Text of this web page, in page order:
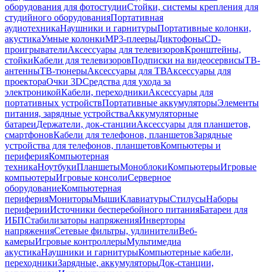
оборудования для фотостудииСтойки, системы крепления для
студийного оборудованияПортативная
аудиотехникаНаушники и гарнитурыПортативные колонки,
акустикаУмные колонкиMP3-плеерыДиктофоныCD-
проигрывателиАксессуары для телевизоровКронштейны,
стойкиКабели для телевизоровПодписки на видеосервисыТВ-
антенныТВ-тюнерыАксессуары для ТВАксессуары для
проектораОчки 3DСредства для ухода за
электроникойКабели, переходникиАксессуары для
портативных устройствПортативные аккумуляторыЭлементы
питания, зарядные устройстваАккумуляторные
батареиДержатели, док-станцииАксессуары для планшетов,
смартфоновКабели для телефонов, планшетовЗарядные
устройства для телефонов, планшетовКомпьютеры и
периферияКомпьютерная
техникаНоутбукиПланшетыМоноблокиКомпьютерыИгровые
компьютерыИгровые консолиСерверное
оборудованиеКомпьютерная
периферияМониторыМышиКлавиатурыСтилусыНаборы
периферииИсточники бесперебойного питанияБатареи для
ИБПСтабилизаторы напряженияИнверторы
напряженияСетевые фильтры, удлинителиВеб-
камерыИгровые контроллерыМультимедиа
акустикаНаушники и гарнитурыКомпьютерные кабели,
переходникиЗарядные, аккумуляторыДок-станции,